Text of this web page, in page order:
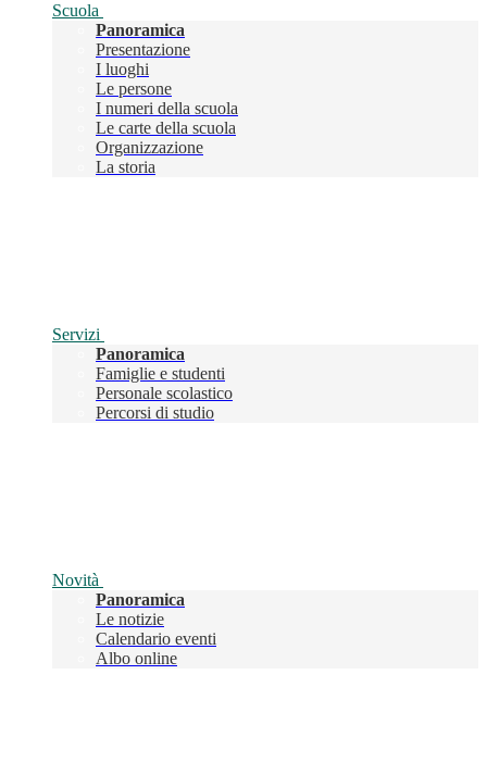
Scuola
Panoramica
Presentazione
I luoghi
Le persone
I numeri della scuola
Le carte della scuola
Organizzazione
La storia
Servizi
Panoramica
Famiglie e studenti
Personale scolastico
Percorsi di studio
Novità
Panoramica
Le notizie
Calendario eventi
Albo online